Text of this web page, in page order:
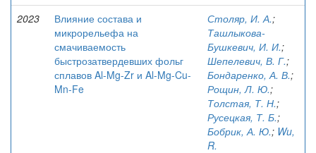
2023
Влияние состава и
микрорельефа на
смачиваемость
быстрозатвердевших фольг
сплавов Al-Mg-Zr и Al-Mg-Cu-
Mn-Fe
Столяр, И. А.;
Ташлыкова-
Бушкевич, И. И.;
Шепелевич, В. Г.;
Бондаренко, А. В.;
Рощин, Л. Ю.;
Толстая, Т. Н.;
Русецкая, Т. Б.;
Бобрик, А. Ю.; Wu,
R.